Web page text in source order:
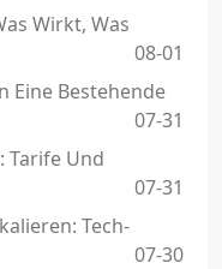
Wirkt, Was
08-01
Eine Bestehende
07-31
Tarife Und
07-31
Tech-
07-30